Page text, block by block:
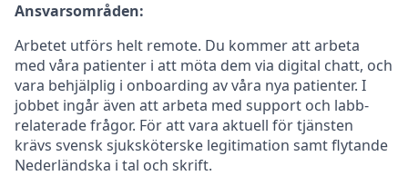
Ansvarsområden:
Arbetet utförs helt remote. Du kommer att arbeta
med våra patienter i att möta dem via digital chatt, och
vara behjälplig i onboarding av våra nya patienter. I
jobbet ingår även att arbeta med support och labb-
relaterade frågor. För att vara aktuell för tjänsten
krävs svensk sjuksköterske legitimation samt flytande
Nederländska i tal och skrift.